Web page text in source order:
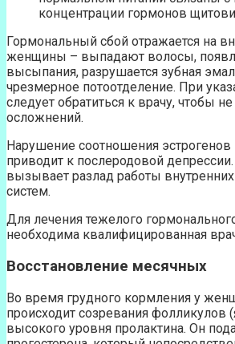
концентрации гормонов
Гормональный сбой отражается на
женщины – выпадают волосы,
высыпания, разрушается зубная
чрезмерное потоотделение. При
следует обратиться к врачу, чтобы
осложнений.
Нарушение соотношения эстрогенов
приводит к послеродовой
вызывает разлад работы
систем.
Для лечения тежелого
необходима квалифицированная
Восстановление месячных
Во время грудного кормления у
происходит созревания фолликулов
высокого уровня пролактина. Он